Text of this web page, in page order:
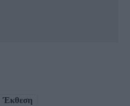
Έκθεση